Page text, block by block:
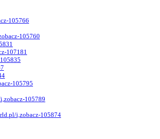
105766
105760
107181
105795
105789
i,zobacz-105874